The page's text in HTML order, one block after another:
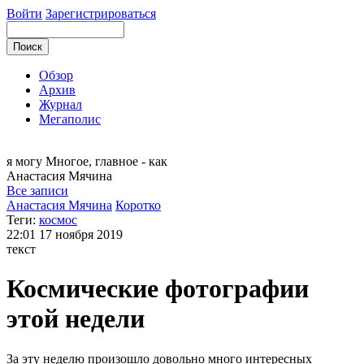
Войти Зарегистрироваться
Обзор
Архив
Журнал
Мегаполис
я могу Многое, главное - как
Анастасия Мячина
Все записи
Анастасия Мячина Коротко
Теги: космос
22:01 17 ноября 2019
текст
Космические фотографии
этой недели
За эту неделю произошло довольно много интересных